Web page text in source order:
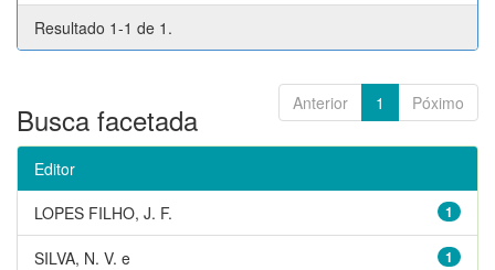
Resultado 1-1 de 1.
Anterior 1 Póximo
Busca facetada
Editor
1
LOPES FILHO, J. F.
1
SILVA, N. V. e